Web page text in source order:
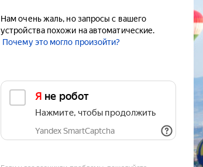
Нам очень жаль, но запросы с вашего
устройства похожи на автоматические.
Почему это могло произойти?
Я не робот
Нажмите, чтобы продолжить
Yandex SmartCaptcha